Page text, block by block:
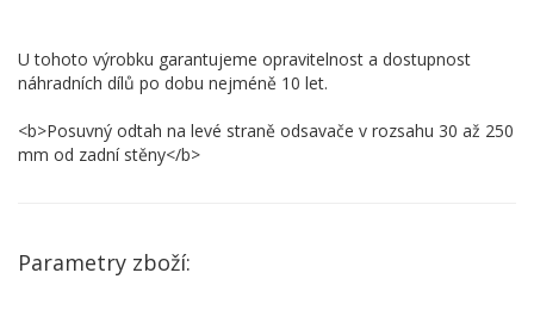
U tohoto výrobku garantujeme opravitelnost a dostupnost
náhradních dílů po dobu nejméně 10 let.
<b>Posuvný odtah na levé straně odsavače v rozsahu 30 až 250
mm od zadní stěny</b>
Parametry zboží: